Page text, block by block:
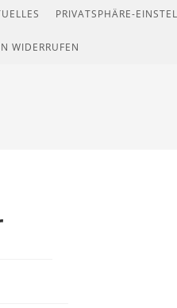
PRIVATSPHÄRE-
WIDERRUFEN